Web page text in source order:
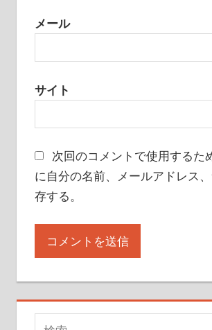
メール
サイト
次回のコメントで使用するた
に自分の名前、メールアドレス
存する。